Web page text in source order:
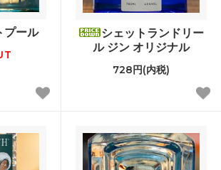
プール
シェットランドリー
ル ジン オリジナル
728円(内税)